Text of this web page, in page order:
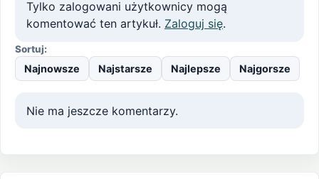
Tylko zalogowani użytkownicy mogą
komentować ten artykuł. Zaloguj się.
Sortuj:
Najnowsze Najstarsze Najlepsze Najgorsze
Nie ma jeszcze komentarzy.